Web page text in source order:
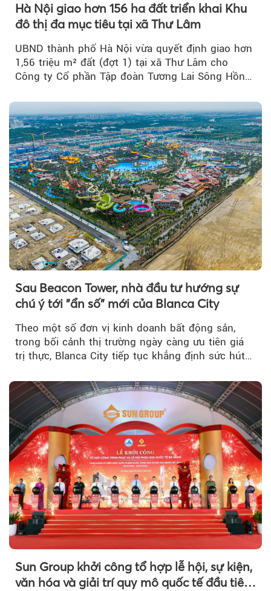
Hà Nội giao hơn 156 ha đất triển khai Khu
đô thị đa mục tiêu tại xã Thư Lâm
UBND thành phố Hà Nội vừa quyết định giao hơn
1,56 triệu m² đất (đợt 1) tại xã Thư Lâm cho
Công ty Cổ phần Tập đoàn Tương Lai Sông Hồng
Sau Beacon Tower, nhà đầu tư hướng sự
chú ý tới "ẩn số" mới của Blanca City
Theo một số đơn vị kinh doanh bất động sản,
trong bối cảnh thị trường ngày càng ưu tiên giá
trị thực, Blanca City tiếp tục khẳng định sức hút
Sun Group khởi công tổ hợp lễ hội, sự kiện,
văn hóa và giải trí quy mô quốc tế đầu tiên